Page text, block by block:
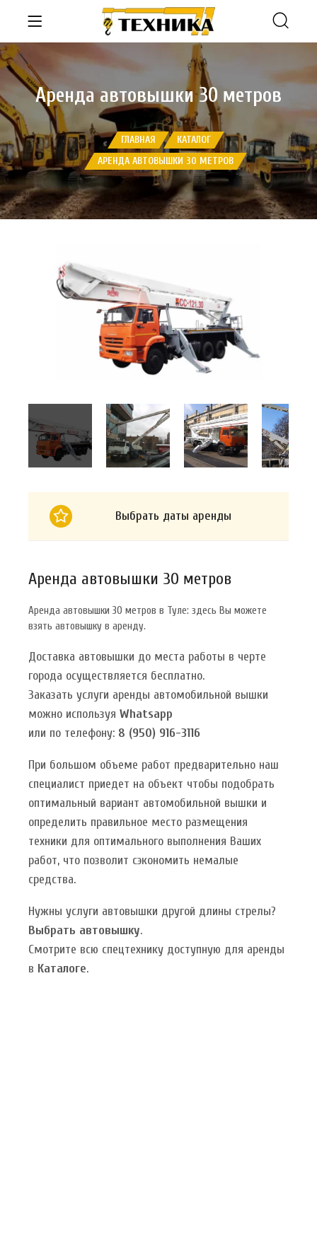
Аренда автовышки 30 метров
ГЛАВНАЯ
КАТАЛОГ
АРЕНДА АВТОВЫШКИ 30 МЕТРОВ
Выбрать даты аренды
Аренда автовышки 30 метров
Аренда автовышки 30 метров в Туле: здесь Вы можете
взять автовышку в аренду.
Доставка автовышки до места работы в черте
города осуществляется бесплатно.
Заказать услуги аренды автомобильной вышки
можно используя Whatsapp
или по телефону: 8 (950) 916-3116
При большом объеме работ предварительно наш
специалист приедет на объект чтобы подобрать
оптимальный вариант автомобильной вышки и
определить правильное место размещения
техники для оптимального выполнения Ваших
работ, что позволит сэкономить немалые
средства.
Нужны услуги автовышки другой длины стрелы?
Выбрать автовышку.
Смотрите всю спецтехнику доступную для аренды
в Каталоге.